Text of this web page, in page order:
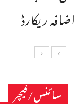
اضافہ ریکارڈ
سائنس/فیچر